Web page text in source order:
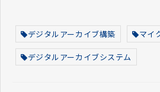
デジタルアーカイブ構築 マイ
デジタルアーカイブシステム